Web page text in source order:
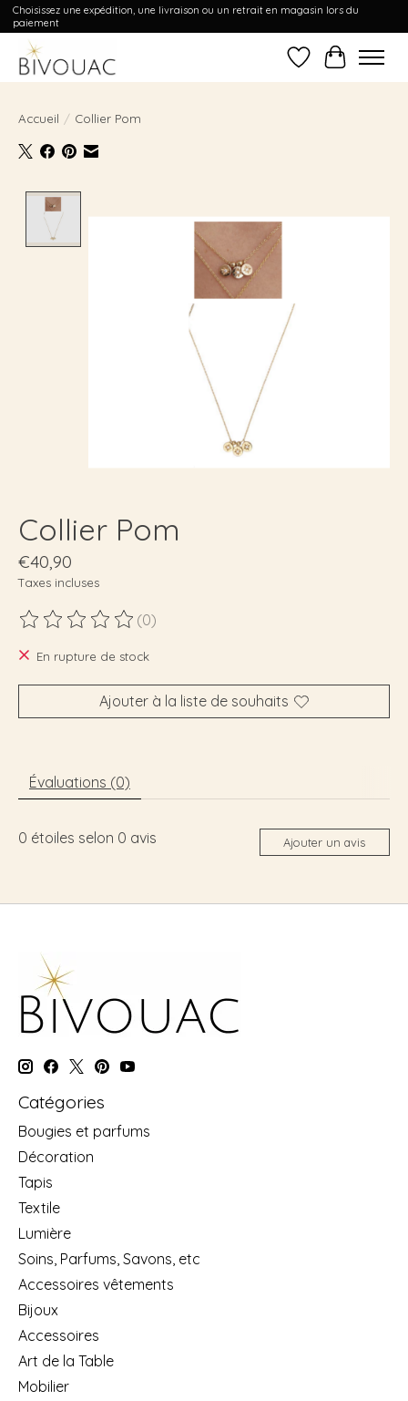
Choisissez une expédition, une livraison ou un retrait en magasin lors du
paiement
Liste dePanier
Accueil / Collier Pom
Collier Pom
€40,90
Taxes incluses
Ce produit est évalué à
(0)
En rupture de stock
Ajouter à la liste de souhaits
Évaluations (0)
0 étoiles selon 0 avis Ajouter un avis
Catégories
Bougies et parfums
Décoration
Tapis
Textile
Lumière
Soins, Parfums, Savons, etc
Accessoires vêtements
Bijoux
Accessoires
Art de la Table
Mobilier